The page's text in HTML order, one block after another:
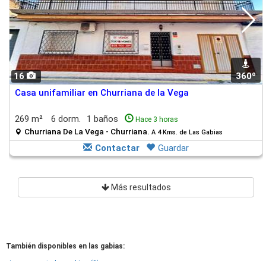
16
360º
Casa unifamiliar en Churriana de la Vega
269 m² 6 dorm. 1 baños Hace 3 horas
Churriana De La Vega - Churriana. A 4 Kms. de Las Gabias
Contactar Guardar
Más resultados
También disponibles en las gabias: